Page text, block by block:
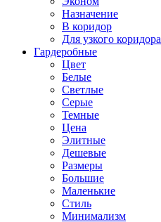
Назначение
В коридор
Для узкого коридора
Гардеробные
Цвет
Белые
Светлые
Серые
Темные
Цена
Элитные
Дешевые
Размеры
Большие
Маленькие
Стиль
Минимализм